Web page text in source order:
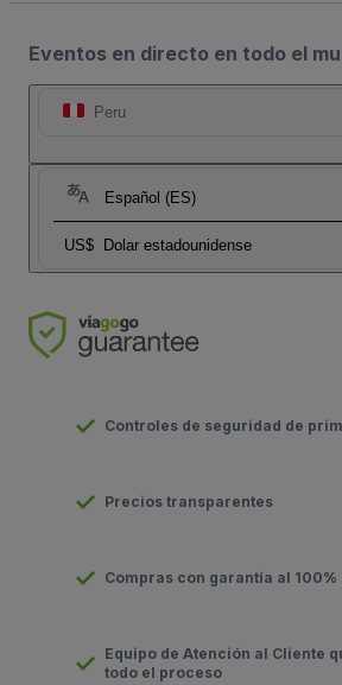
Eventos en directo en todo el
Peru
Español (ES)
US$ Dolar estadounidense
Controles de seguridad de
Precios transparentes
Compras con garantía al 100%
Equipo de Atención al Cliente
todo el proceso